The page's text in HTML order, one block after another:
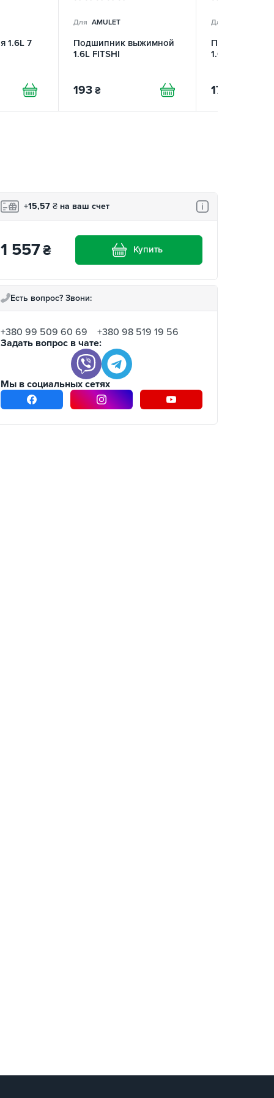
1.6L 7
Для AMULET
Подшипник выжимной
1.6L FITSHI
193 ₴
Для
Подшипник
1.6L KIMIKO
177
+15,57 ₴ на ваш счет
1 557₴ Купить
Есть вопрос? Звони:
+380 99 509 60 69
+380 98 519 19 56
Задать вопрос в чате:
Мы в социальных сетях